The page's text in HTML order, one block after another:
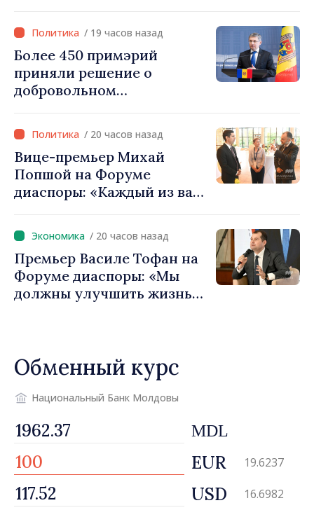
уверенность в том, что
Республика Молдова
движется в правильном
направлении»
/ 19 часов назад
Более 450 примэрий
приняли решение о
добровольном
фонды для инвестиций.
Игорь Гросу: «Важно
преодолеть препятствия и
дать населённым пунктам
шанс развиваться»
/ 20 часов назад
Вице-премьер Михай
Попшой на Форуме
диаспоры: «Каждый из вас
вносит вклад в
продвижение имиджа
Республики Молдова»
/ 20 часов назад
Премьер Василе Тофан на
Форуме диаспоры: «Мы
должны улучшить жизнь
Обменный курс
Национальный Банк Молдовы
MDL
EUR 19.6237
USD 16.6982